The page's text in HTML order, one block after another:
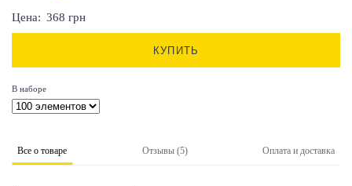
Цена: 368 грн
КУПИТЬ
В наборе
Все о товаре Отзывы (5) Оплата и доставка